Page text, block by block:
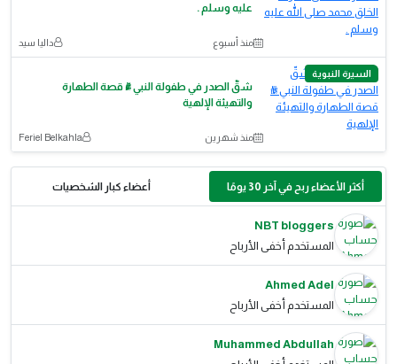
عليه وسلم .
منذ أسبوع داليا سيد
السيرة النبوية
شقّ الصدر في طفولة النبي ﷺ قصة الطهارة
والتهيئة الإلهية
منذ شهرين Feriel Belkahla
أكثر الأعضاء ربح في آخر 30 يومًا أعضاء كبار الشخصيات
NBT bloggers
المستخدم أخفى الأرباح
Ahmed Adel
المستخدم أخفى الأرباح
Muhammed Abdullah